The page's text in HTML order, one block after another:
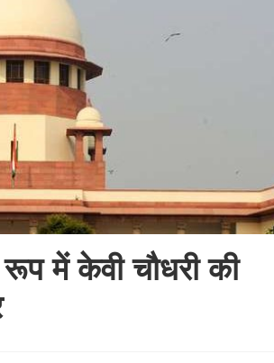
में केवी चौधरी की